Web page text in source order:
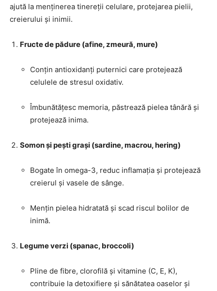
ajută la menținerea tinereții celulare, protejarea pielii,
creierului și inimii.
Fructe de pădure (afine, zmeură, mure)
Conțin antioxidanți puternici care protejează
celulele de stresul oxidativ.
Îmbunătățesc memoria, păstrează pielea tânără și
protejează inima.
Somon și pești grași (sardine, macrou, hering)
Bogate în omega-3, reduc inflamația și protejează
creierul și vasele de sânge.
Mențin pielea hidratată și scad riscul bolilor de
inimă.
Legume verzi (spanac, broccoli)
Pline de fibre, clorofilă și vitamine (C, E, K),
contribuie la detoxifiere și sănătatea oaselor și